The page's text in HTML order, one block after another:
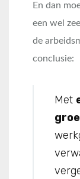
En dan
een wel
de
conclusie:
Met